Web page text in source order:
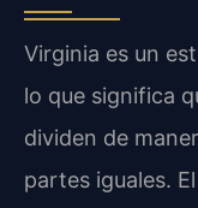
Virginia es un
lo que significa
dividen de
partes iguales.